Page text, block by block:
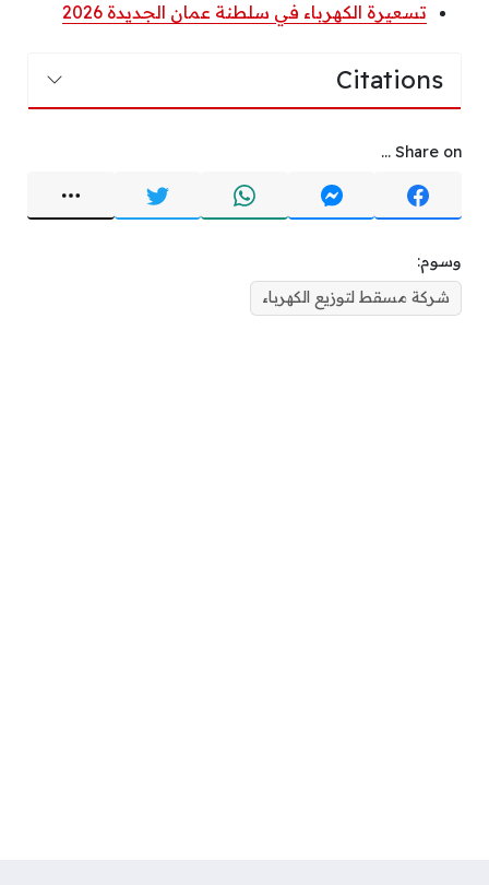
تسعيرة الكهرباء في سلطنة عمان الجديدة 2026
Citations
Share on ...
وسوم:
شركة مسقط لتوزيع الكهرباء